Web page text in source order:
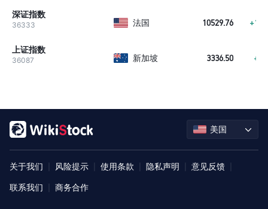
深证指数
36333
上证指数
36087
法国 10529.76
新加坡 3336.50
美国
关于我们 风险提示 使用条款 隐私声明 意见反馈
联系我们 商务合作